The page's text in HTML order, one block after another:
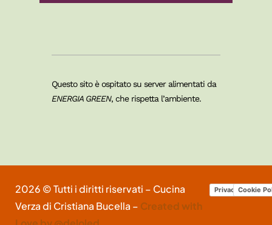
Questo sito è ospitato su server alimentati da
ENERGIA GREEN, che rispetta l’ambiente.
2026 © Tutti i diritti riservati – Cucina
Verza di Cristiana Bucella – Created with
Privacy Policy
Cookie